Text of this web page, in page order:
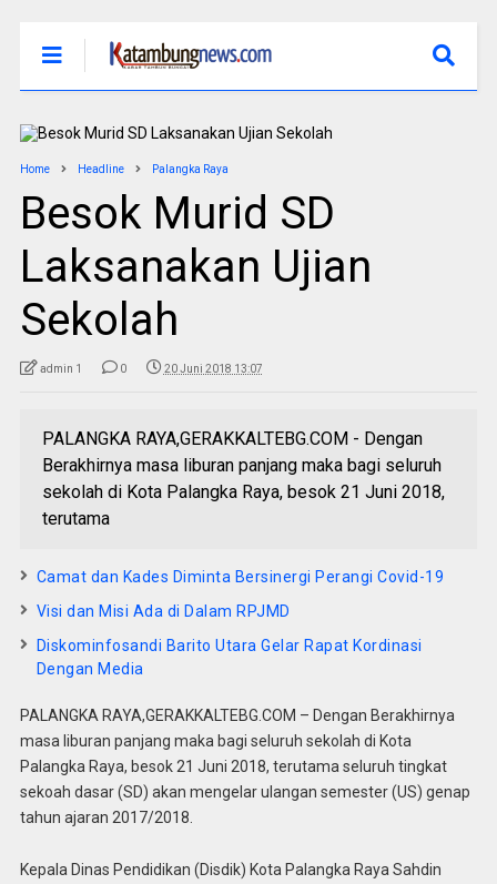
Home Headline Palangka Raya
Besok Murid SD
Laksanakan Ujian
Sekolah
admin 1 0 20 Juni 2018 13:07
PALANGKA RAYA,GERAKKALTEBG.COM - Dengan
Berakhirnya masa liburan panjang maka bagi seluruh
sekolah di Kota Palangka Raya, besok 21 Juni 2018,
terutama
Camat dan Kades Diminta Bersinergi Perangi Covid-19
Visi dan Misi Ada di Dalam RPJMD
Diskominfosandi Barito Utara Gelar Rapat Kordinasi
Dengan Media
PALANGKA RAYA,GERAKKALTEBG.COM – Dengan Berakhirnya
masa liburan panjang maka bagi seluruh sekolah di Kota
Palangka Raya, besok 21 Juni 2018, terutama seluruh tingkat
sekoah dasar (SD) akan mengelar ulangan semester (US) genap
tahun ajaran 2017/2018.
Kepala Dinas Pendidikan (Disdik) Kota Palangka Raya Sahdin